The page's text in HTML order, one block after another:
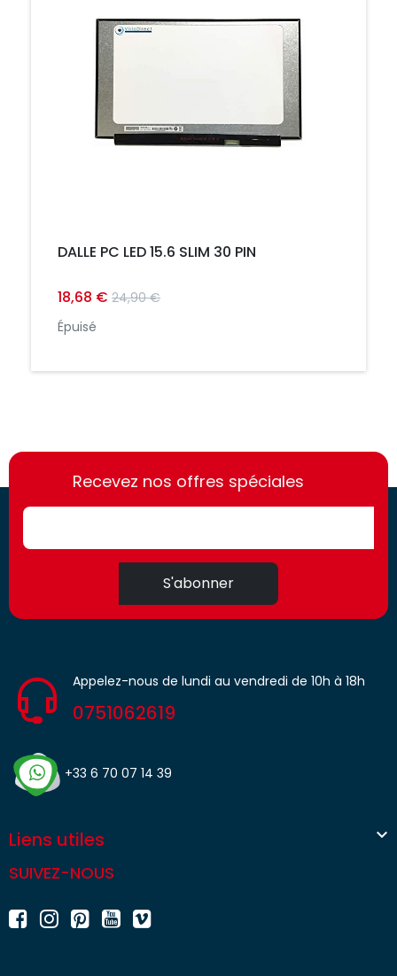
DALLE PC LED 15.6 SLIM 30 PIN
18,68 € 24,90 €
Épuisé
https://france-
access.fr
https://france-
access.fr
Recevez nos offres spéciales
S'abonner
Appelez-nous de lundi au vendredi de 10h à 18h
0751062619
+33 6 70 07 14 39
Liens utiles 
SUIVEZ-NOUS